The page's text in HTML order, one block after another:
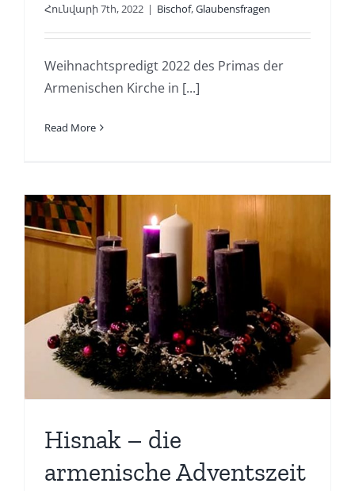
Հունվարի 7th, 2022 | Bischof,Glaubensfragen
Weihnachtspredigt 2022 des Primas der
Armenischen Kirche in [...]
Read More
Hisnak – die
armenische Adventszeit